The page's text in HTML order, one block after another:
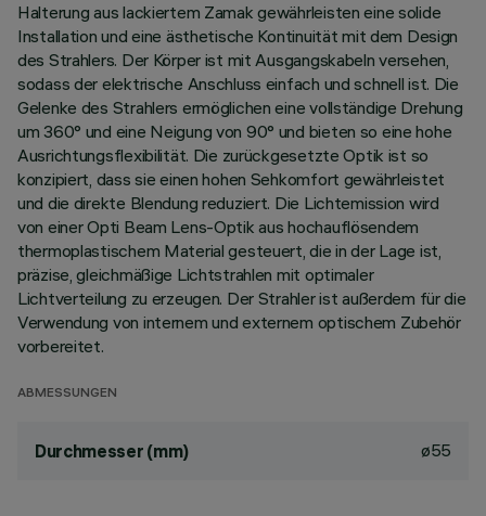
Halterung aus lackiertem Zamak gewährleisten eine solide
Installation und eine ästhetische Kontinuität mit dem Design
des Strahlers. Der Körper ist mit Ausgangskabeln versehen,
sodass der elektrische Anschluss einfach und schnell ist. Die
Gelenke des Strahlers ermöglichen eine vollständige Drehung
um 360° und eine Neigung von 90° und bieten so eine hohe
Ausrichtungsflexibilität. Die zurückgesetzte Optik ist so
konzipiert, dass sie einen hohen Sehkomfort gewährleistet
und die direkte Blendung reduziert. Die Lichtemission wird
von einer Opti Beam Lens-Optik aus hochauflösendem
thermoplastischem Material gesteuert, die in der Lage ist,
präzise, gleichmäßige Lichtstrahlen mit optimaler
Lichtverteilung zu erzeugen. Der Strahler ist außerdem für die
Verwendung von internem und externem optischem Zubehör
vorbereitet.
ABMESSUNGEN
Durchmesser (mm) ø55